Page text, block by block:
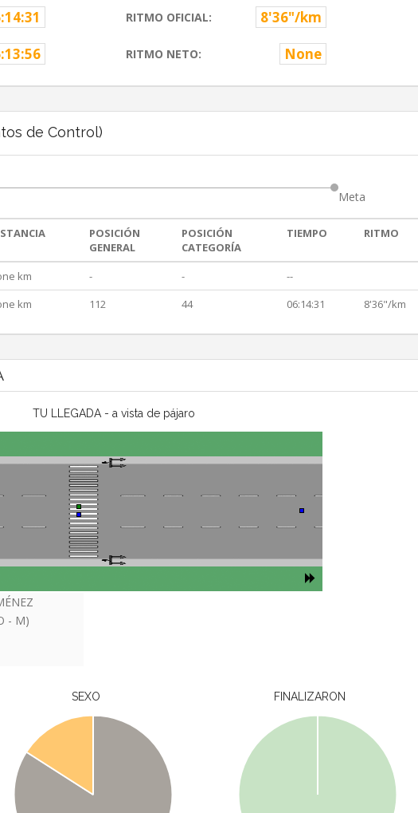
RITMO OFICIAL: 8'36"/km
RITMO NETO: None
de Control)
Meta
POSICIÓN
GENERAL
POSICIÓN
CATEGORÍA
TIEMPO RITMO
km - -
--
km 112 44 06:14:31 8'36"/km
TU LLEGADA - a vista de pájaro
- M)
SEXO FINALIZARON